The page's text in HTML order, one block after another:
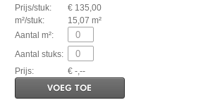
Prijs/stuk:
€ 135,00
m²/stuk:
15,07 m²
Aantal m²:
Aantal stuks:
Prijs:
€ -,--
VOEG TOE